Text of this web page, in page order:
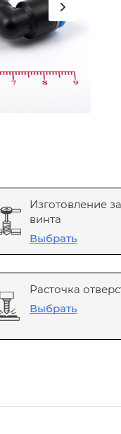
Изготовление
винта
Выбрать
Расточка
Выбрать